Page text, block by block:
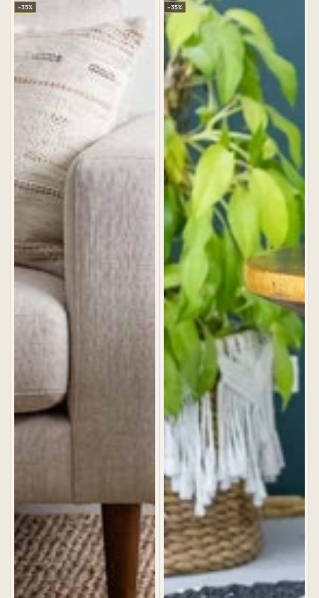
venda
–35% –35%